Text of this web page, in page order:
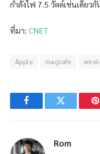
กำลังไฟ 7.5 วัตต์เช่นเดียวกั
ที่มา: CNET
Apple magsafe
FacebookTwitter
Rom